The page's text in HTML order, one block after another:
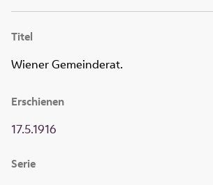
Titel
Wiener Gemeinderat.
Erschienen
17.5.1916
Serie